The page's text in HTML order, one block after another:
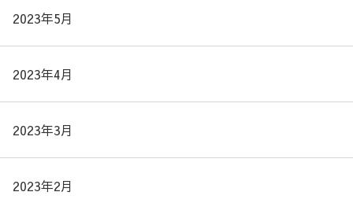
2023年5月
2023年4月
2023年3月
2023年2月